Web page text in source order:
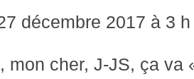
décembre 2017 à 3
mon cher, J-JS, ça va